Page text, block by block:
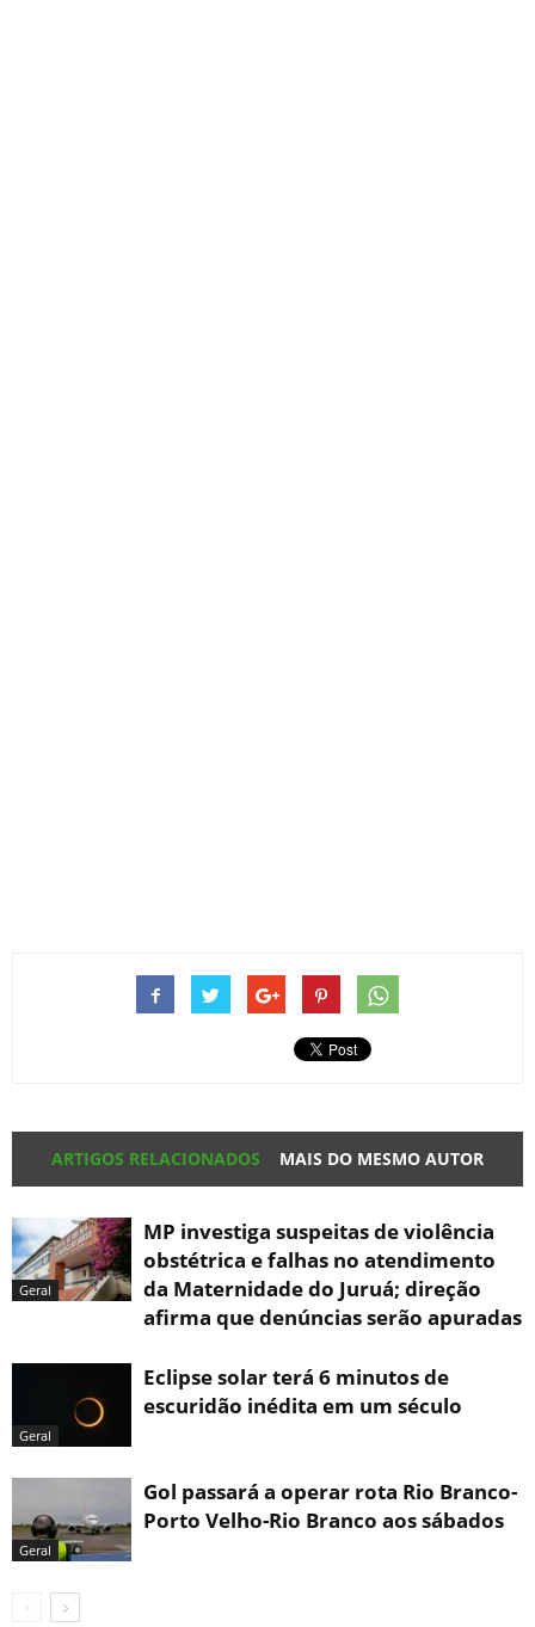
ARTIGOS RELACIONADOS MAIS DO MESMO AUTOR
Geral
MP investiga suspeitas de violência
obstétrica e falhas no atendimento
da Maternidade do Juruá; direção
afirma que denúncias serão apuradas
Geral
Eclipse solar terá 6 minutos de
escuridão inédita em um século
Geral
Gol passará a operar rota Rio Branco-
Porto Velho-Rio Branco aos sábados